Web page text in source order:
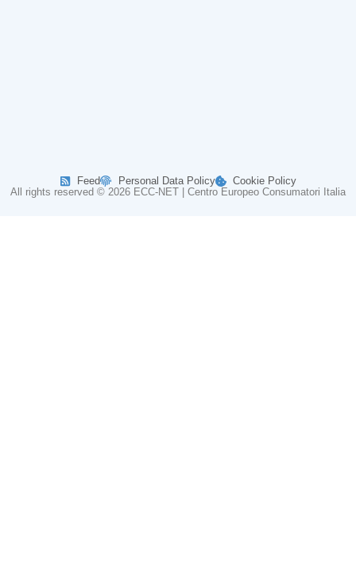
All rights reserved © 2026 ECC-NET | Centro Europeo Consumatori Italia
Feed Personal Data Policy Cookie Policy